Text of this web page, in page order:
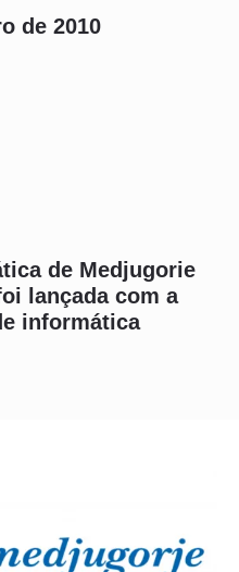
de 2010
de Medjugorie
lançada com a
informática